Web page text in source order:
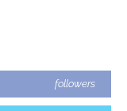
followers